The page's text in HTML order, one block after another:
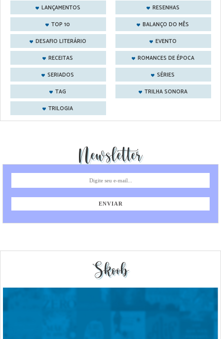
LANÇAMENTOS
RESENHAS
TOP 10
BALANÇO DO MÊS
DESAFIO LITERÁRIO
EVENTO
RECEITAS
ROMANCES DE ÉPOCA
SERIADOS
SÉRIES
TAG
TRILHA SONORA
TRILOGIA
Newsletter
Skoob